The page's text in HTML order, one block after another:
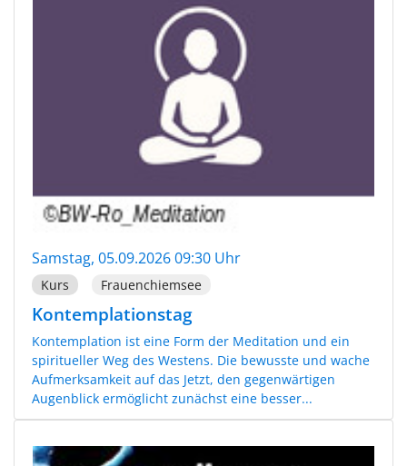
Samstag, 05.09.2026 09:30 Uhr
Kurs Frauenchiemsee
Kontemplationstag
Kontemplation ist eine Form der Meditation und ein
spiritueller Weg des Westens. Die bewusste und wache
Aufmerksamkeit auf das Jetzt, den gegenwärtigen
Augenblick ermöglicht zunächst eine besser...